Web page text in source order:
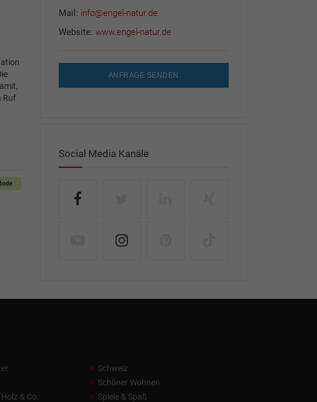
Ruf
Mail: info@engel-natur.de
Website: www.engel-natur.de
ANFRAGE SENDEN
Social Media Kanäle
& Co.
Schweiz
Schöner Wohnen
Spiele & Spaß